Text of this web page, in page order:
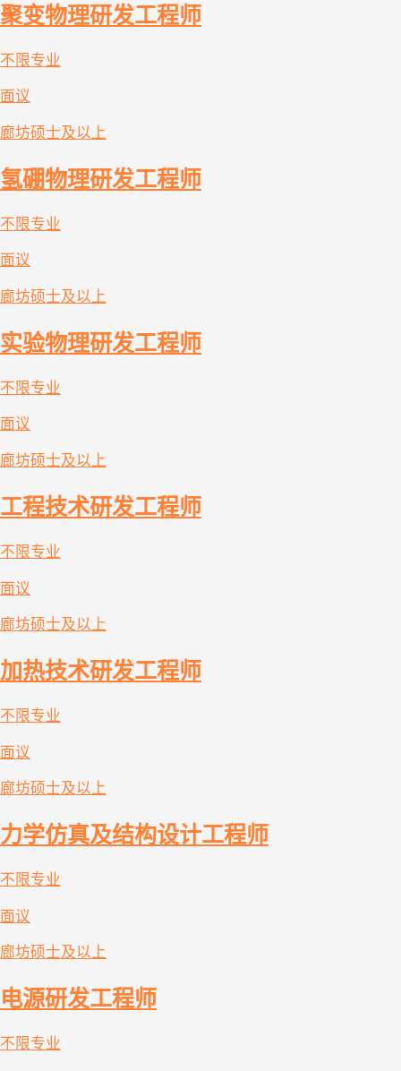
聚变物理研发工程师
不限专业
面议
廊坊硕士及以上
氢硼物理研发工程师
不限专业
面议
廊坊硕士及以上
实验物理研发工程师
不限专业
面议
廊坊硕士及以上
工程技术研发工程师
不限专业
面议
廊坊硕士及以上
加热技术研发工程师
不限专业
面议
廊坊硕士及以上
力学仿真及结构设计工程师
不限专业
面议
廊坊硕士及以上
电源研发工程师
不限专业